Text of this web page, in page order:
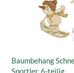
Baumbehang
Sportler, 6-teilig